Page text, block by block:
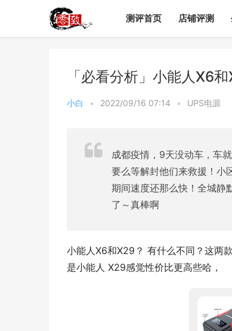
测评首页 店铺评测
「必看分析」小能人X6
小白 • 2022/09/16 07:14 • UPS电源
成都疫情，9天没动车，车
要么等解封他们来救援！
期间速度还那么快！全城静
了～真棒啊
小能人X6和X29？ 有什么不同？这两
是小能人 X29感觉性价比更高些哈，